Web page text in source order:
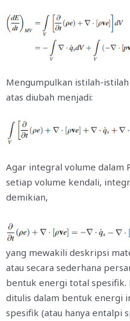
Mengumpulkan istilah-
atas diubah menjadi:
Agar integral volume dalam
setiap volume kendali,
demikian,
yang mewakili deskripsi
atau secara sederhana
bentuk energi total spesifik.
ditulis dalam bentuk energi
spesifik (atau hanya entalpi